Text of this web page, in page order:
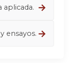
→
ensayos. →